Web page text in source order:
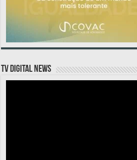
TV DIGITAL NEWS